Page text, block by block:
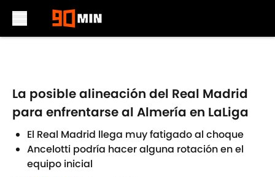
La posible alineación del Real Madrid
para enfrentarse al Almería en LaLiga
El Real Madrid llega muy fatigado al choque
Ancelotti podría hacer alguna rotación en el
equipo inicial